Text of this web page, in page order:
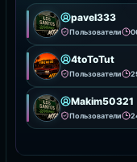
pavel333
Пользователи
4toToTut
Пользователи
Makim50321
Пользователи